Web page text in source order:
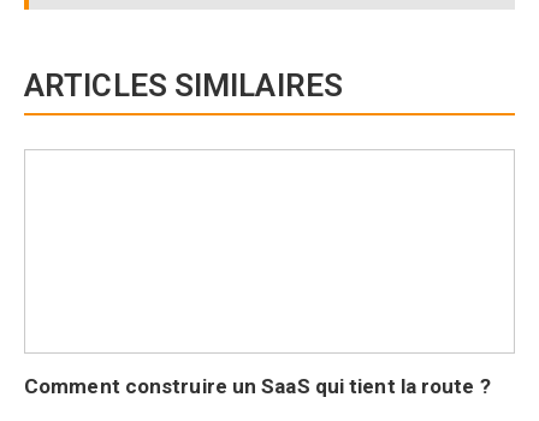
ARTICLES SIMILAIRES
Comment construire un SaaS qui tient la route ?